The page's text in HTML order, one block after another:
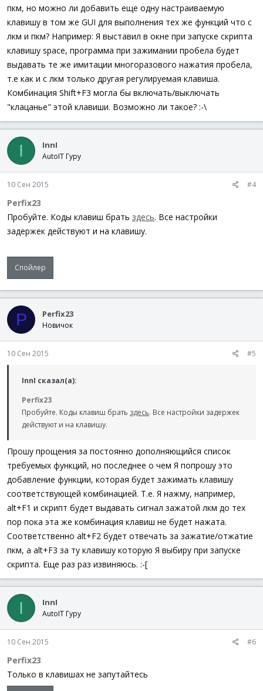
пкм, но можно ли добавить еще одну настраиваемую
клавишу в том же GUI для выполнения тех же функций что с
лкм и пкм? Например: Я выставил в окне при запуске скрипта
клавишу space, программа при зажимании пробела будет
выдавать те же имитации многоразового нажатия пробела,
т.е как и с лкм только другая регулируемая клавиша.
Комбинация Shift+F3 могла бы включать/выключать
"клацанье" этой клавиши. Возможно ли такое? :-\
I InnI
AutoIT Гуру
10 Сен 2015 #4
Perfix23
Пробуйте. Коды клавиш брать здесь. Все настройки
задержек действуют и на клавишу.
Спойлер
P Perfix23
Новичок
10 Сен 2015 #5
InnI сказал(а):
Perfix23
Пробуйте. Коды клавиш брать здесь. Все настройки задержек
действуют и на клавишу.
Прошу прощения за постоянно дополняющийся список
требуемых функций, но последнее о чем Я попрошу это
добавление функции, которая будет зажимать клавишу
соответствующей комбинацией. Т.е. Я нажму, например,
alt+F1 и скрипт будет выдавать сигнал зажатой лкм до тех
пор пока эта же комбинация клавиш не будет нажата.
Соответственно alt+F2 будет отвечать за зажатие/отжатие
пкм, а alt+F3 за ту клавишу которую Я выбиру при запуске
скрипта. Еще раз раз извиняюсь. :-[
I InnI
AutoIT Гуру
10 Сен 2015 #6
Perfix23
Только в клавишах не запутайтесь